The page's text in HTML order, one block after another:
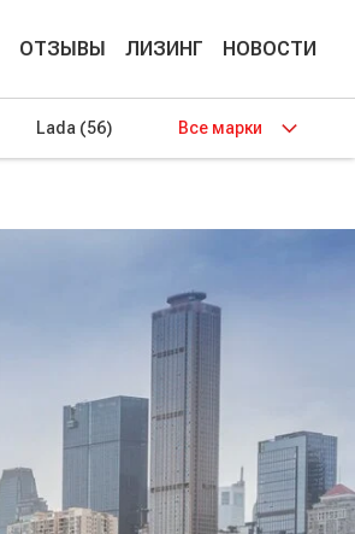
ОТЗЫВЫ ЛИЗИНГ НОВОСТИ
Lada (56) Все марки